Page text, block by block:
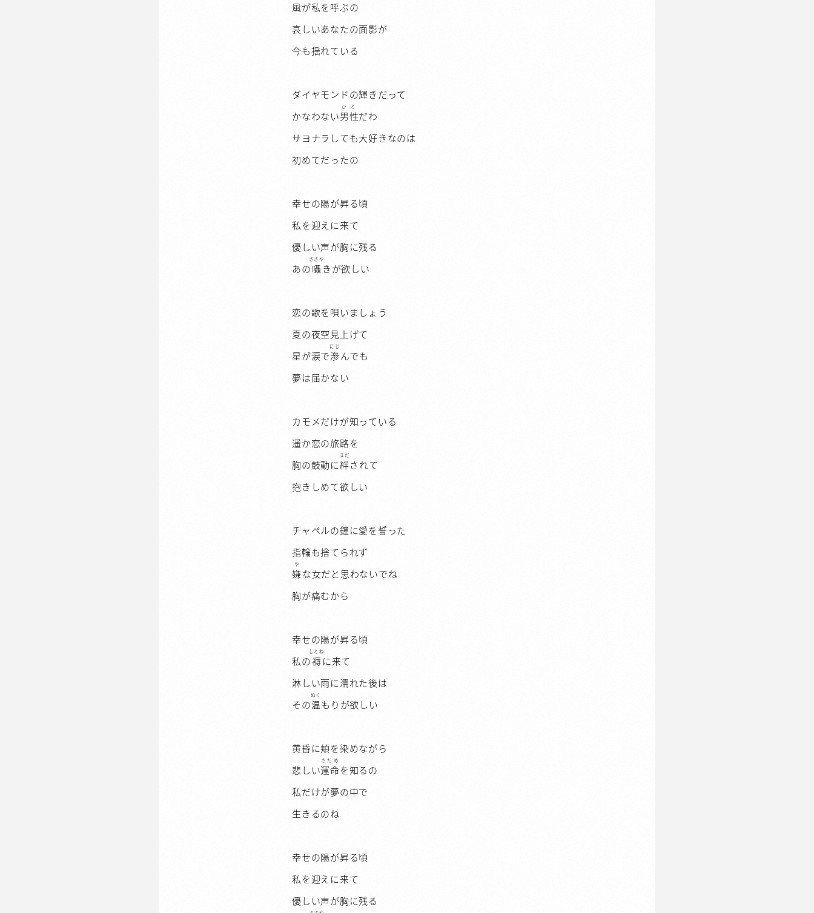
風が私を呼ぶの
哀しいあなたの面影が
今も揺れている
ダイヤモンドの輝きだって
かなわない男性
ひと
だわ
サヨナラしても大好きなのは
初めてだったの
幸せの陽が昇る頃
私を迎えに来て
優しい声が胸に残る
あの囁
ささや
きが欲しい
恋の歌を唄いましょう
夏の夜空見上げて
星が涙で滲
にじ
んでも
夢は届かない
カモメだけが知っている
遥か恋の旅路を
胸の鼓動に絆
ほだ
されて
抱きしめて欲しい
チャペルの鐘に愛を誓った
指輪も捨てられず
嫌
や
な女だと思わないでね
胸が痛むから
幸せの陽が昇る頃
私の褥
しとね
に来て
淋しい雨に濡れた後は
その温
ぬく
もりが欲しい
黄昏に頬を染めながら
悲しい運命
さだめ
を知るの
私だけが夢の中で
生きるのね
幸せの陽が昇る頃
私を迎えに来て
優しい声が胸に残る